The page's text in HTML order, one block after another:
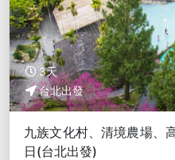
3天
台北出發
九族文化村、清境農場、
日(台北出發)